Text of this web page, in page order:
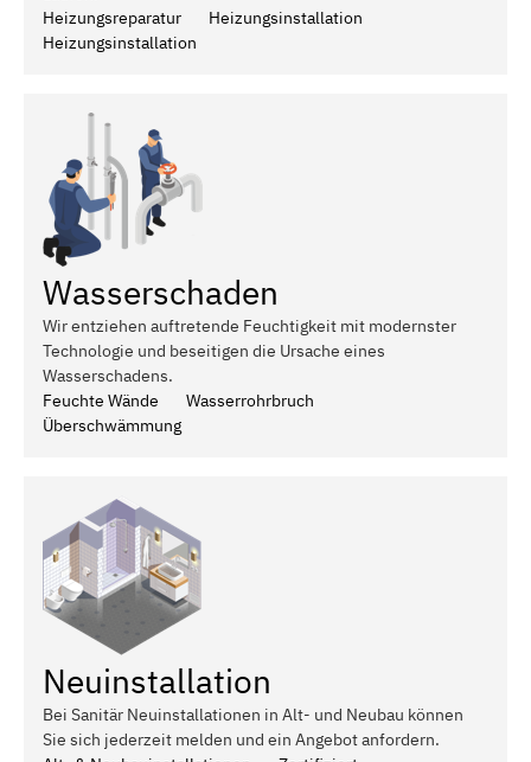
Heizungsreparatur
Heizungsinstallation
Heizungsinstallation
Wasserschaden
Wir entziehen auftretende Feuchtigkeit mit modernster
Technologie und beseitigen die Ursache eines
Wasserschadens.
Feuchte Wände
Wasserrohrbruch
Überschwämmung
Neuinstallation
Bei Sanitär Neuinstallationen in Alt- und Neubau können
Sie sich jederzeit melden und ein Angebot anfordern.